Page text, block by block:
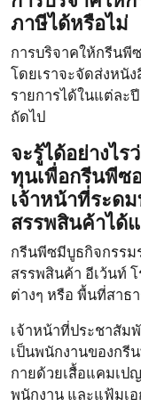
ภาษีได้หรือไม่
การบริจาคให้กรีนพี
โดยเราจะจัดส่งหนั
รายการได้ในแต่ละ
ถัดไป
จะรู้ได้อย่างไ
ทุนเพื่อกรีนพีซ
เจ้าหน้าที่ระด
สรรพสินค้าได้
กรีนพีซมีบูธกิจกรรม
สรรพสินค้า อีเว้นท์
ต่างๆ หรือ พื้นที่สาธ
เจ้าหน้าที่ประชาสัม
เป็นพนักงานของกรี
กายด้วยเสื้อแคมเป
พนักงาน และแฟ้มเ